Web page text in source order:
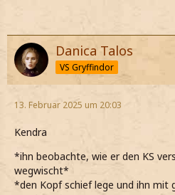
Danica Talos
VS Gryffindor
13. Februar 2025 um 20:03
Kendra
*ihn beobachte, wie er den KS
wegwischt*
*den Kopf schief lege und ihn mit